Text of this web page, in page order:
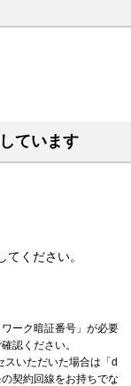
ています
ください。
ーク暗証番号」が必要
認ください。
いただいた場合は「d
契約回線をお持ちでな